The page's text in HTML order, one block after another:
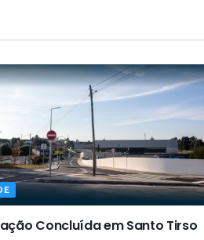
Concluída em Santo Tirso